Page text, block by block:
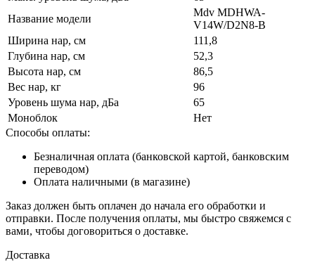
Название модели
Mdv MDHWA-
V14W/D2N8-B
Ширина нар, см
111,8
Глубина нар, см
52,3
Высота нар, см
86,5
Вес нар, кг
96
Уровень шума нар, дБа
65
Моноблок
Нет
Способы оплаты:
Безналичная оплата (банковской картой, банковским
переводом)
Оплата наличными (в магазине)
Заказ должен быть оплачен до начала его обработки и
отправки. После получения оплаты, мы быстро свяжемся с
вами, чтобы договориться о доставке.
Доставка